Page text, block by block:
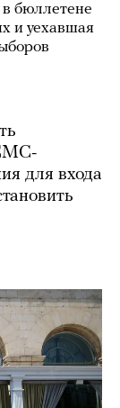
бюллетене
и уехавшая
для входа